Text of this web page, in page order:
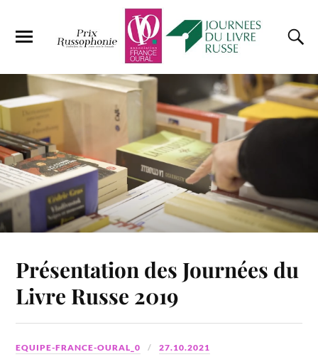
Présentation des Journées du
Livre Russe 2019
EQUIPE-FRANCE-OURAL_0 27.10.2021